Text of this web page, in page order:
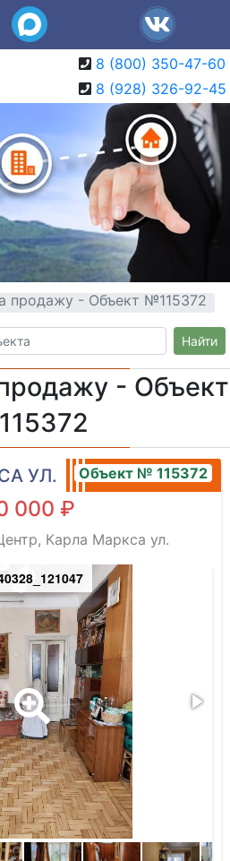
8 (800) 350-47-60
8 (928) 326-92-45
продажу - Объект №115372
Найти
- Объект
УЛ. Объект № 115372
000 ₽
Карла Маркса ул.